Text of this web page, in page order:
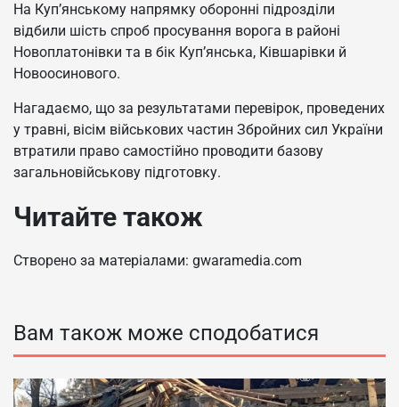
На Куп’янському напрямку оборонні підрозділи
відбили шість спроб просування ворога в районі
Новоплатонівки та в бік Куп’янська, Ківшарівки й
Новоосинового.
Нагадаємо, що за результатами перевірок, проведених
у травні, вісім військових частин Збройних сил України
втратили право самостійно проводити базову
загальновійськову підготовку.
Читайте також
Створено за матеріалами: gwaramedia.com
Вам також може сподобатися